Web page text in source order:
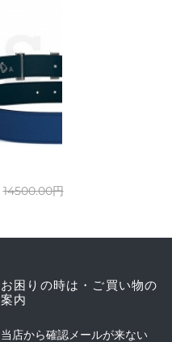
14500.00円
お困りの時は・ご買い物の
案内
当店から確認メールが来ない